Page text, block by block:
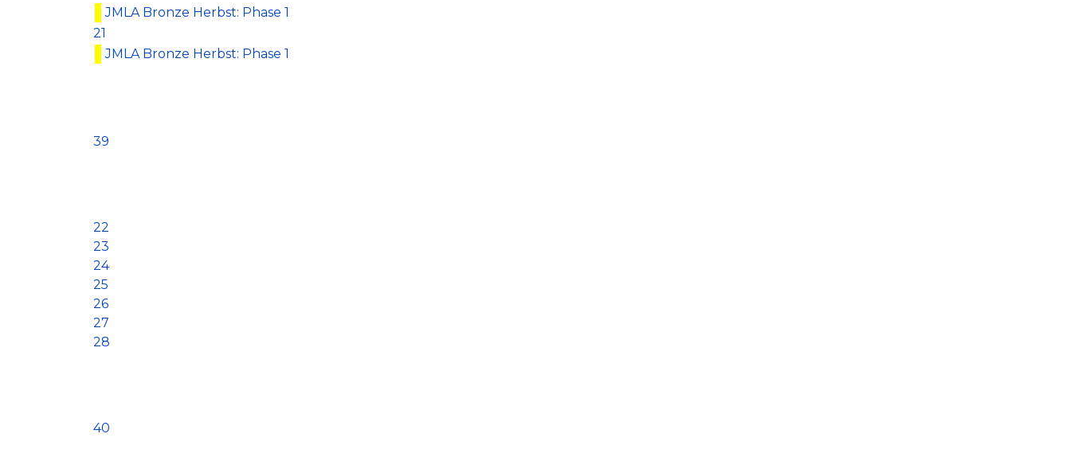
JMLA Bronze Herbst: Phase 1
21
JMLA Bronze Herbst: Phase 1
39
22
23
24
25
26
27
28
40